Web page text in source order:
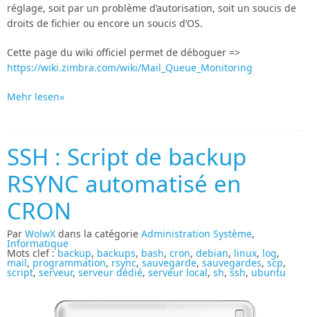
réglage, soit par un problème d’autorisation, soit un soucis de
droits de fichier ou encore un soucis d’OS.
Cette page du wiki officiel permet de déboguer =>
https://wiki.zimbra.com/wiki/Mail_Queue_Monitoring
Mehr lesen»
SSH : Script de backup
RSYNC automatisé en
CRON
Par WolwX dans la catégorie Administration Système,
Informatique
Mots clef :backup, backups, bash, cron, debian, linux, log,
mail, programmation, rsync, sauvegarde, sauvegardes, scp,
script, serveur, serveur dédié, serveur local, sh, ssh, ubuntu